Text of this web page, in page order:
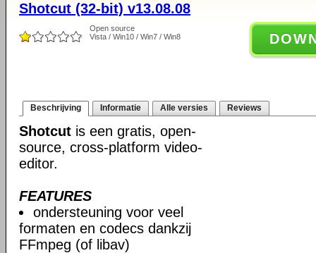
Shotcut (32-bit) v13.08.08
Open source
Vista / Win10 / Win7 / Win8
Beschrijving Informatie Alle versies Reviews
Shotcut is een gratis, open-
source, cross-platform video-
editor.
FEATURES
ondersteuning voor veel
formaten en codecs dankzij
FFmpeg (of libav)